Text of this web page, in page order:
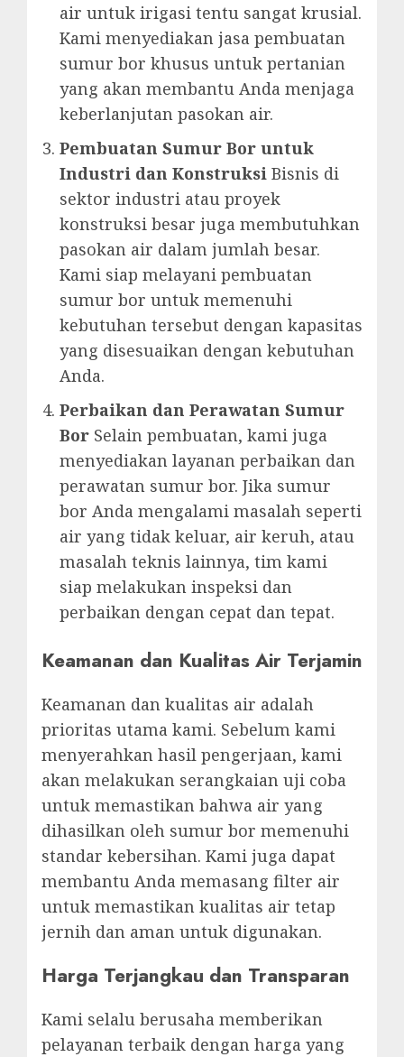
air untuk irigasi tentu sangat krusial.
Kami menyediakan jasa pembuatan
sumur bor khusus untuk pertanian
yang akan membantu Anda menjaga
keberlanjutan pasokan air.
Pembuatan Sumur Bor untuk
Industri dan Konstruksi Bisnis di
sektor industri atau proyek
konstruksi besar juga membutuhkan
pasokan air dalam jumlah besar.
Kami siap melayani pembuatan
sumur bor untuk memenuhi
kebutuhan tersebut dengan kapasitas
yang disesuaikan dengan kebutuhan
Anda.
Perbaikan dan Perawatan Sumur
Bor Selain pembuatan, kami juga
menyediakan layanan perbaikan dan
perawatan sumur bor. Jika sumur
bor Anda mengalami masalah seperti
air yang tidak keluar, air keruh, atau
masalah teknis lainnya, tim kami
siap melakukan inspeksi dan
perbaikan dengan cepat dan tepat.
Keamanan dan Kualitas Air Terjamin
Keamanan dan kualitas air adalah
prioritas utama kami. Sebelum kami
menyerahkan hasil pengerjaan, kami
akan melakukan serangkaian uji coba
untuk memastikan bahwa air yang
dihasilkan oleh sumur bor memenuhi
standar kebersihan. Kami juga dapat
membantu Anda memasang filter air
untuk memastikan kualitas air tetap
jernih dan aman untuk digunakan.
Harga Terjangkau dan Transparan
Kami selalu berusaha memberikan
pelayanan terbaik dengan harga yang